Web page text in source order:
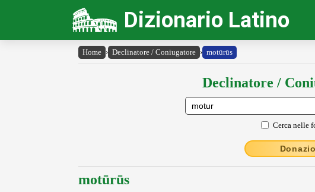
Dizionario Latino
Home › Declinatore / Coniugatore › motūrūs
Declinatore /
Cerca nelle
motūrūs